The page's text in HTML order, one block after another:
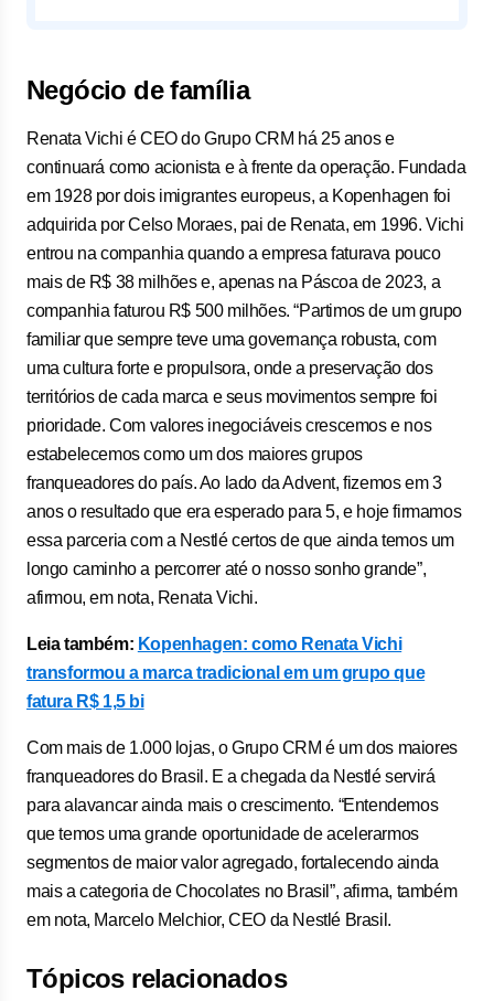
Negócio de família
Renata Vichi é CEO do Grupo CRM há 25 anos e
continuará como acionista e à frente da operação. Fundada
em 1928 por dois imigrantes europeus, a Kopenhagen foi
adquirida por Celso Moraes, pai de Renata, em 1996. Vichi
entrou na companhia quando a empresa faturava pouco
mais de R$ 38 milhões e, apenas na Páscoa de 2023, a
companhia faturou R$ 500 milhões. “Partimos de um grupo
familiar que sempre teve uma governança robusta, com
uma cultura forte e propulsora, onde a preservação dos
territórios de cada marca e seus movimentos sempre foi
prioridade. Com valores inegociáveis crescemos e nos
estabelecemos como um dos maiores grupos
franqueadores do país. Ao lado da Advent, fizemos em 3
anos o resultado que era esperado para 5, e hoje firmamos
essa parceria com a Nestlé certos de que ainda temos um
longo caminho a percorrer até o nosso sonho grande”,
afirmou, em nota, Renata Vichi.
Leia também: Kopenhagen: como Renata Vichi
transformou a marca tradicional em um grupo que
fatura R$ 1,5 bi
Com mais de 1.000 lojas, o Grupo CRM é um dos maiores
franqueadores do Brasil. E a chegada da Nestlé servirá
para alavancar ainda mais o crescimento. “Entendemos
que temos uma grande oportunidade de acelerarmos
segmentos de maior valor agregado, fortalecendo ainda
mais a categoria de Chocolates no Brasil”, afirma, também
em nota, Marcelo Melchior, CEO da Nestlé Brasil.
Tópicos relacionados